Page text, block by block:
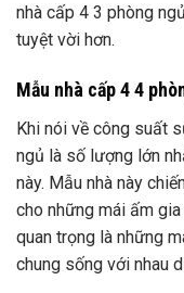
nhà cấp 4 3 phòng
tuyệt vời hơn.
Mẫu nhà cấp 4 4
Khi nói về công suất
ngủ là số lượng lớn
này. Mẫu nhà này
cho những mái ấm
quan trọng là những
chung sống với nhau